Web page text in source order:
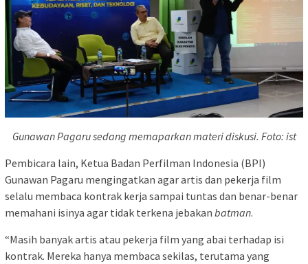
Gunawan Pagaru sedang memaparkan materi diskusi. Foto: ist
Pembicara lain, Ketua Badan Perfilman Indonesia (BPI)
Gunawan Pagaru mengingatkan agar artis dan pekerja film
selalu membaca kontrak kerja sampai tuntas dan benar-benar
memahani isinya agar tidak terkena jebakan batman.
“Masih banyak artis atau pekerja film yang abai terhadap isi
kontrak. Mereka hanya membaca sekilas, terutama yang